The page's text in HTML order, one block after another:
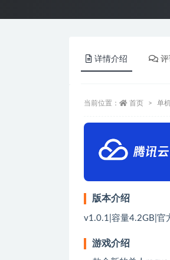
详情介绍 评
当前位置： 首页 单
版本介绍
v1.0.1|容量4.2GB|官
游戏介绍